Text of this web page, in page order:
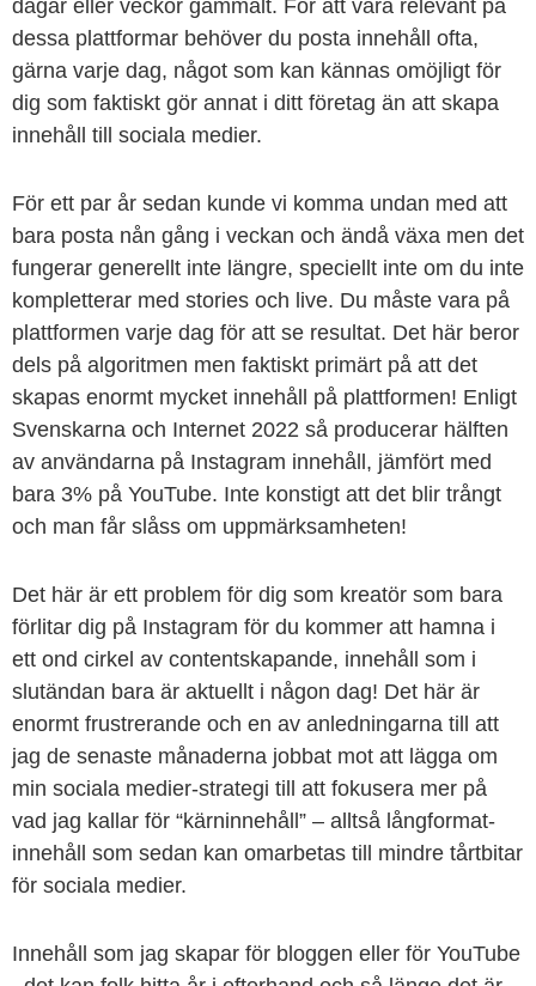
dagar eller veckor gammalt. För att vara relevant på
dessa plattformar behöver du posta innehåll ofta,
gärna varje dag, något som kan kännas omöjligt för
dig som faktiskt gör annat i ditt företag än att skapa
innehåll till sociala medier.
För ett par år sedan kunde vi komma undan med att
bara posta nån gång i veckan och ändå växa men det
fungerar generellt inte längre, speciellt inte om du inte
kompletterar med stories och live. Du måste vara på
plattformen varje dag för att se resultat. Det här beror
dels på algoritmen men faktiskt primärt på att det
skapas enormt mycket innehåll på plattformen! Enligt
Svenskarna och Internet 2022 så producerar hälften
av användarna på Instagram innehåll, jämfört med
bara 3% på YouTube. Inte konstigt att det blir trångt
och man får slåss om uppmärksamheten!
Det här är ett problem för dig som kreatör som bara
förlitar dig på Instagram för du kommer att hamna i
ett ond cirkel av contentskapande, innehåll som i
slutändan bara är aktuellt i någon dag! Det här är
enormt frustrerande och en av anledningarna till att
jag de senaste månaderna jobbat mot att lägga om
min sociala medier-strategi till att fokusera mer på
vad jag kallar för “kärninnehåll” – alltså långformat-
innehåll som sedan kan omarbetas till mindre tårtbitar
för sociala medier.
Innehåll som jag skapar för bloggen eller för YouTube